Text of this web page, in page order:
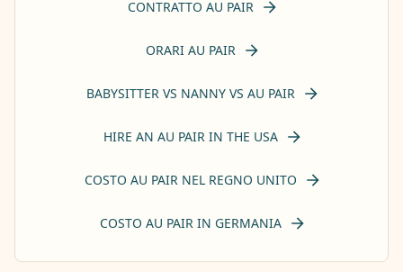
CONTRATTO AU PAIR
ORARI AU PAIR
BABYSITTER VS NANNY VS AU PAIR
HIRE AN AU PAIR IN THE USA
COSTO AU PAIR NEL REGNO UNITO
COSTO AU PAIR IN GERMANIA